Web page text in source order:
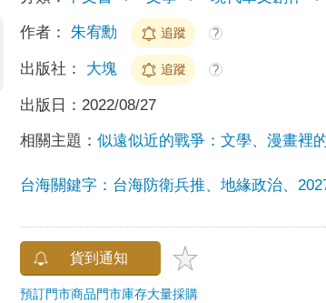
作者： 朱宥勳 追蹤 ?
出版社： 大塊 追蹤 ?
出版日： 2022/08/27
相關主題：似遠似近的戰爭：文學、漫畫裡
台海關鍵字：台海防衛兵推、地緣政治、
貨到通知
預訂門市商品門市庫存大量採購